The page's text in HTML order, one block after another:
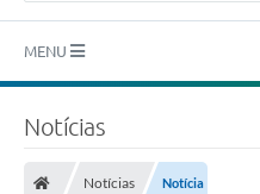
MENU
Notícias
Notícias Notícia